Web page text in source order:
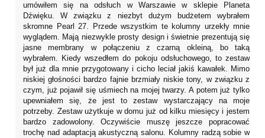
umówiłem się na odsłuch w Warszawie w sklepie Planeta
Dźwięku. W związku z niezbyt dużym budżetem wybrałem
skromne Pearl 27. Przede wszystkim te kolumny urzekły mnie
wyglądem. Mają niezwykle prosty design i świetnie prezentują się
jasne membrany w połączeniu z czarną okleiną, bo taką
wybrałem. Kiedy wszedłem do pokoju odsłuchowego, to zestaw
był już dla mnie przygotowany i cicho leciał jakiś kawałek. Mimo
niskiej głośności bardzo fajnie brzmiały niskie tony, w związku z
czym, już pojawił się uśmiech na mojej twarzy. A potem już tylko
upewniałem się, że jest to zestaw wystarczający na moje
potrzeby. Zestaw użytkuje w domu już od kilku miesięcy i jestem
bardzo zadowolony. Oczywiście muszę jeszcze popracować
trochę nad adaptacją akustyczną salonu. Kolumny radzą sobie w